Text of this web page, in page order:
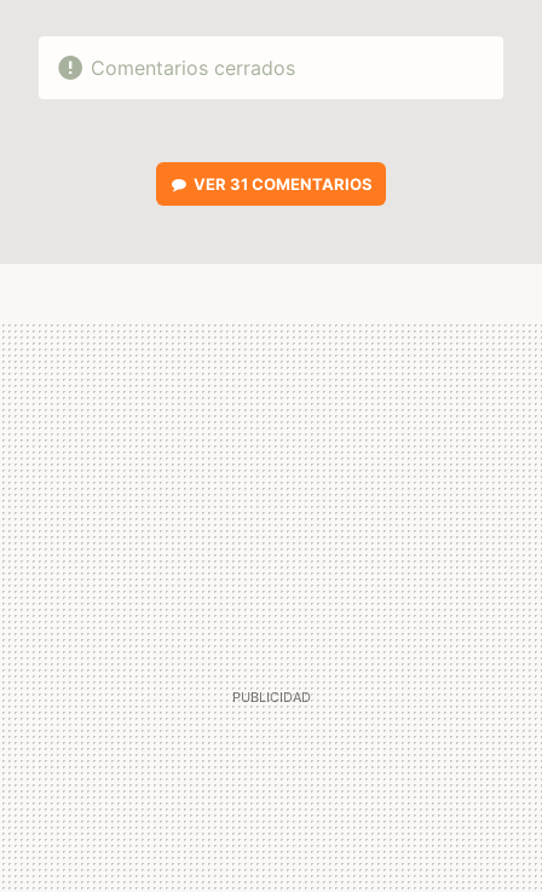
Comentarios cerrados
VER 31 COMENTARIOS